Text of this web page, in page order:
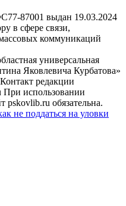
87001 выдан 19.03.2024
в сфере связи,
коммуникаций
универсальная
Яковлевича Курбатова»
редакции
При использовании
pskovlib.ru обязательна.
не поддаться на уловки